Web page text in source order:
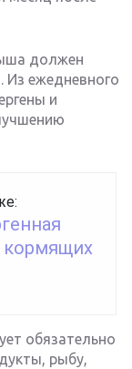
должен
ежедневного
и
кормящих
обязательно
рыбу,